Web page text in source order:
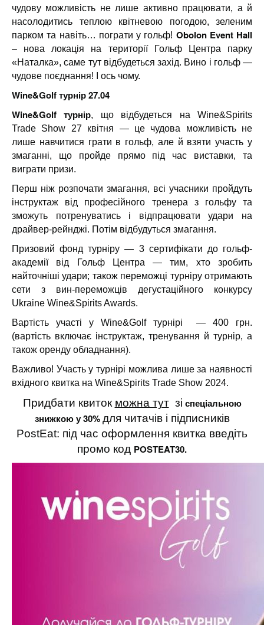
чудову можливість не лише активно працювати, а й
насолодитись теплою квітневою погодою, зеленим
парком та навіть… пограти у гольф! Obolon Event Hall
– нова локація на території Гольф Центра парку
«Наталка», саме тут відбудеться захід. Вино і гольф —
чудове поєднання! І ось чому.
Wine&Golf турнір 27.04
Wine&Golf турнір, що відбудеться на Wine&Spirits
Trade Show 27 квітня — це чудова можливість не
лише навчитися грати в гольф, але й взяти участь у
змаганні, що пройде прямо під час виставки, та
виграти призи.
Перш ніж розпочати змагання, всі учасники пройдуть
інструктаж від професійного тренера з гольфу та
зможуть потренуватись і відпрацювати удари на
драйвер-рейнджі. Потім відбудуться змагання.
Призовий фонд турніру — 3 сертифікати до гольф-
академії від Гольф Центра — тим, хто зробить
найточніші удари; також переможці турніру отримають
сети з вин-переможців дегустаційного конкурсу
Ukraine Wine&Spirits Awards.
Вартість участі у Wine&Golf турнірі — 400 грн.
(вартість включає інструктаж, тренування й турнір, а
також оренду обладнання).
Важливо! Участь у турнірі можлива лише за наявності
вхідного квитка на Wine&Spirits Trade Show 2024.
Придбати квиток можна тутзі спеціальною
знижкою у 30%для читачів і підписників
PostEat: під час оформлення квитка введіть
промо код POSTEAT30.